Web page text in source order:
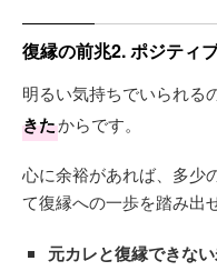
復縁の前兆2. ポジティ
明るい気持ちでいられる
きたからです。
心に余裕があれば、多少
て復縁への一歩を踏み出
元カレと復縁できな